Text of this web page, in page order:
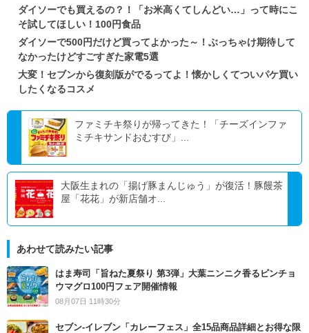
ダイソーでも買えるの？！「お米高くてしんどい…」って時にこ
そ試してほしい！100円食品
ダイソーで500円だけど買ってよかった～！ぶっちゃけ期待して
なかったけどすごすぎた家電5選
大変！セブンから復刻版がでるってよ！懐かしくてついパケ買い
したくなるコスメ
ファミチキ祭りが帰ってきた！「チーズインファ
ミチキサンドおむすび」...
大阪生まれの「揚げ豚まんじゅう」が復活！豚饅茶
屋「花花」が新店舗オ...
あわせて読みたい記事
はま寿司「旨ねた夏祭り 第3弾」大葉ニンニク香るビンチョ
ウマグロ100円フェア開催情報
08月07日 11時30分
セブン‐イレブン「カレーフェス」全15品商品詳細とお得な限